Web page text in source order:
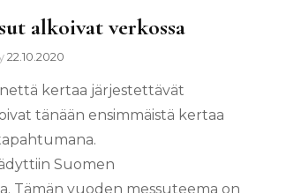
alkoivat verkossa
22.10.2020
kertaa järjestettävät
tänään ensimmäistä kertaa
Suomen
Tämän vuoden messuteema on